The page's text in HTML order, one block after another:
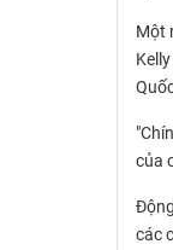
Một
của
các